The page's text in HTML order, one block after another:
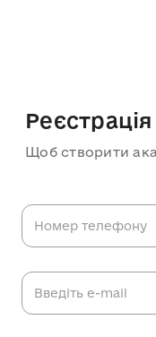
Реєстрація
Щоб створити
Номер телефону
Введіть e-mail